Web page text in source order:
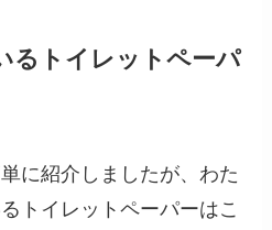
るトイレットペーパ
に紹介しましたが、わた
トイレットペーパーはこ